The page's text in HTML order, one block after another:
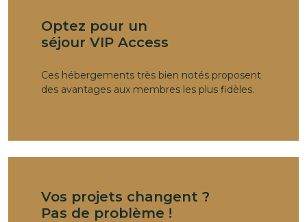
Optez pour un
séjour VIP Access
Ces hébergements très bien notés proposent
des avantages aux membres les plus fidèles.
Vos projets changent ?
Pas de problème !